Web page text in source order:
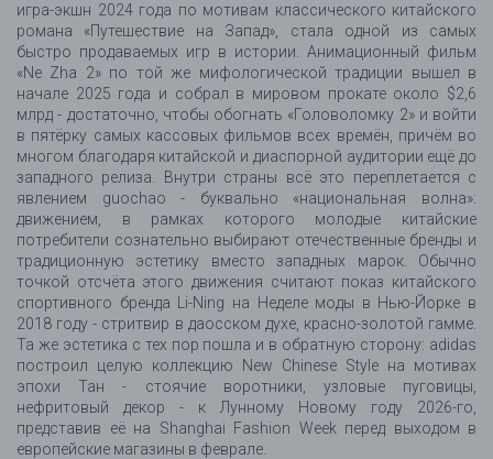
игра-экшн 2024 года по мотивам классического китайского
романа «Путешествие на Запад», стала одной из самых
быстро продаваемых игр в истории. Анимационный фильм
«Ne Zha 2» по той же мифологической традиции вышел в
начале 2025 года и собрал в мировом прокате около $2,6
млрд - достаточно, чтобы обогнать «Головоломку 2» и войти
в пятёрку самых кассовых фильмов всех времён, причём во
многом благодаря китайской и диаспорной аудитории ещё до
западного релиза. Внутри страны всё это переплетается с
явлением guochao - буквально «национальная волна»:
движением, в рамках которого молодые китайские
потребители сознательно выбирают отечественные бренды и
традиционную эстетику вместо западных марок. Обычно
точкой отсчёта этого движения считают показ китайского
спортивного бренда Li-Ning на Неделе моды в Нью-Йорке в
2018 году - стритвир в даосском духе, красно-золотой гамме.
Та же эстетика с тех пор пошла и в обратную сторону: adidas
построил целую коллекцию New Chinese Style на мотивах
эпохи Тан - стоячие воротники, узловые пуговицы,
нефритовый декор - к Лунному Новому году 2026-го,
представив её на Shanghai Fashion Week перед выходом в
европейские магазины в феврале.